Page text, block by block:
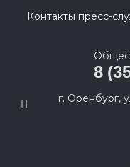
Контакты пресс-
8
г. Оренбург,